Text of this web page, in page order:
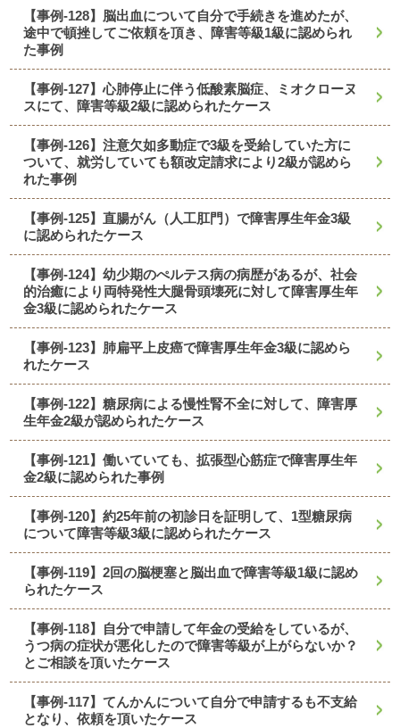
【事例-128】脳出血について自分で手続きを進めたが、
途中で頓挫してご依頼を頂き、障害等級1級に認められ
た事例
【事例-127】心肺停止に伴う低酸素脳症、ミオクローヌ
スにて、障害等級2級に認められたケース
【事例-126】注意欠如多動症で3級を受給していた方に
ついて、就労していても額改定請求により2級が認めら
れた事例
【事例-125】直腸がん（人工肛門）で障害厚生年金3級
に認められたケース
【事例-124】幼少期のぺルテス病の病歴があるが、社会
的治癒により両特発性大腿骨頭壊死に対して障害厚生年
金3級に認められたケース
【事例-123】肺扁平上皮癌で障害厚生年金3級に認めら
れたケース
【事例-122】糖尿病による慢性腎不全に対して、障害厚
生年金2級が認められたケース
【事例-121】働いていても、拡張型心筋症で障害厚生年
金2級に認められた事例
【事例-120】約25年前の初診日を証明して、1型糖尿病
について障害等級3級に認められたケース
【事例-119】2回の脳梗塞と脳出血で障害等級1級に認め
られたケース
【事例-118】自分で申請して年金の受給をしているが、
うつ病の症状が悪化したので障害等級が上がらないか？
とご相談を頂いたケース
【事例-117】てんかんについて自分で申請するも不支給
となり、依頼を頂いたケース